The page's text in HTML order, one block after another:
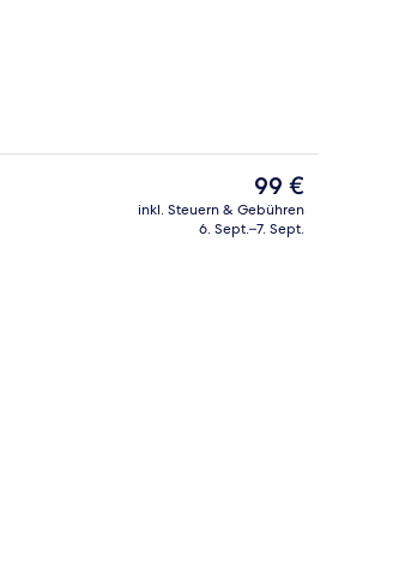
Fassade der Unterkunft
Der
aktuelle
Preis
99 €
inkl. Steuern & Gebühren
6. Sept.–7. Sept.